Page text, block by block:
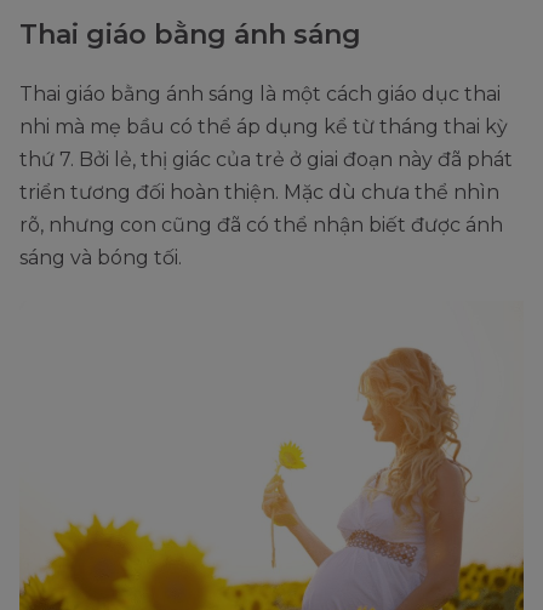
Thai giáo bằng ánh sáng
Thai giáo bằng ánh sáng là một cách giáo dục thai
nhi mà mẹ bầu có thể áp dụng kể từ tháng thai kỳ
thứ 7. Bởi lẻ, thị giác của trẻ ở giai đoạn này đã phát
triển tương đối hoàn thiện. Mặc dù chưa thể nhìn
rõ, nhưng con cũng đã có thể nhận biết được ánh
sáng và bóng tối.